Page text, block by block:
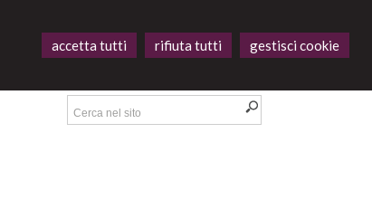
accetta tutti rifiuta tutti gestisci cookie